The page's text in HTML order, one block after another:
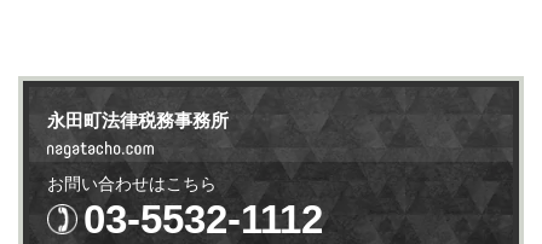
永田町法律税務事務所
お問い合わせはこちら
03-5532-1112